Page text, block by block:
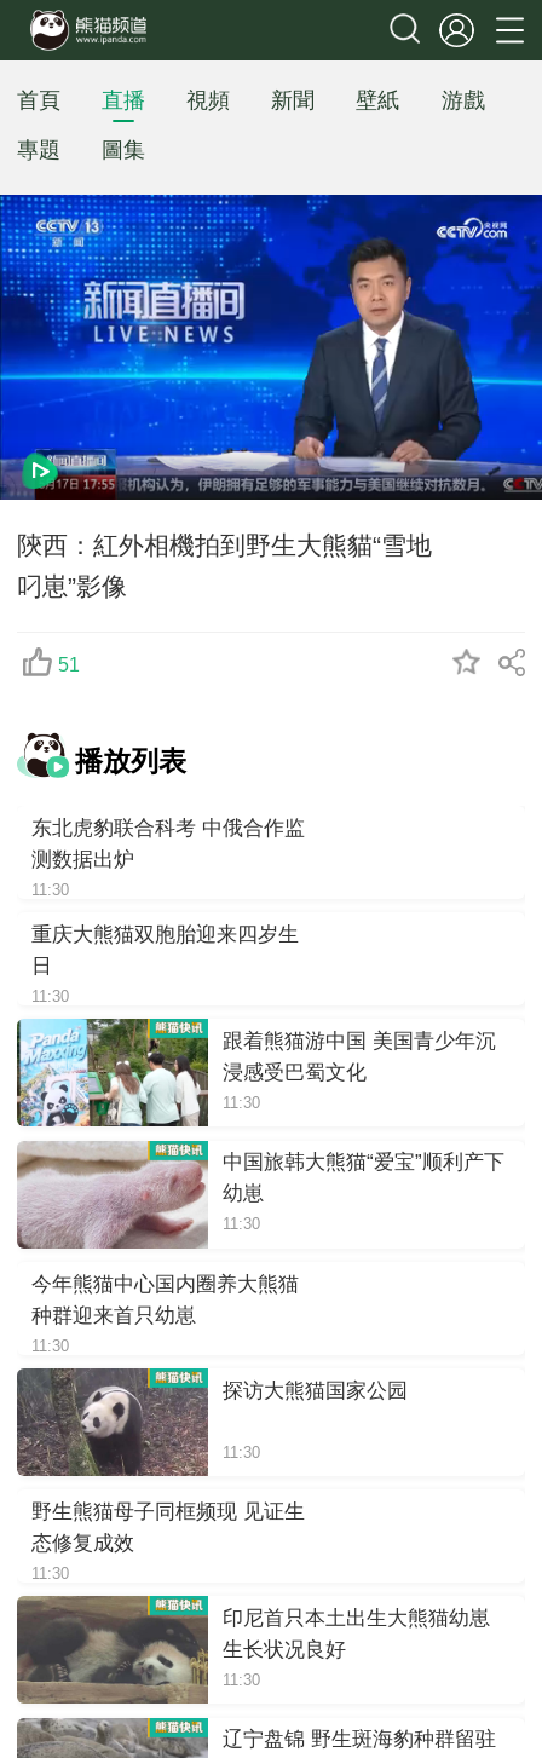
首頁 直播 視頻 新聞 壁紙
游戲
專題
圖集
陝西：紅外相機拍到野生大熊貓“雪地
叼崽”影像
51
播放列表
东北虎豹联合科考 中俄合作监
测数据出炉
11:30
重庆大熊猫双胞胎迎来四岁生
日
11:30
跟着熊猫游中国 美国青少年沉
浸感受巴蜀文化
11:30
中国旅韩大熊猫“爱宝”顺利产下
幼崽
11:30
今年熊猫中心国内圈养大熊猫
种群迎来首只幼崽
11:30
探访大熊猫国家公园
11:30
野生熊猫母子同框频现 见证生
态修复成效
11:30
印尼首只本土出生大熊猫幼崽
生长状况良好
11:30
辽宁盘锦 野生斑海豹种群留驻